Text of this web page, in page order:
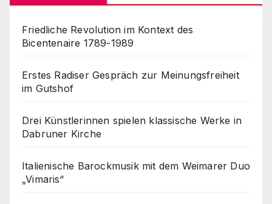
Friedliche Revolution im Kontext des
Bicentenaire 1789-1989
Erstes Radiser Gespräch zur Meinungsfreiheit
im Gutshof
Drei Künstlerinnen spielen klassische Werke in
Dabruner Kirche
Italienische Barockmusik mit dem Weimarer Duo
„Vimaris“